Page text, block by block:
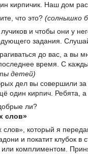
кирпичик. Наш дом
что это? (солнышко
и чтобы они у
задания.
до вас, а вы
время. С
детей)
дел вы совершили
один кирпич. Ребята,
ли?
слов»
слов», который я
и покатит клубок в
комплиментом.